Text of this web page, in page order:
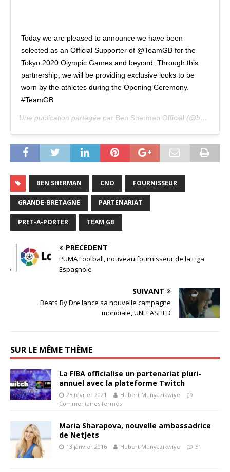
Today we are pleased to announce we have been
selected as an Official Supporter of @TeamGB for the
Tokyo 2020 Olympic Games and beyond. Through this
partnership, we will be providing exclusive looks to be
worn by the athletes during the Opening Ceremony.
#TeamGB
Une publication partagée par Ben Sherman Official (@benshermanofficial) le
BEN SHERMAN CNO FOURNISSEUR
GRANDE-BRETAGNE PARTENARIAT
PRET-A-PORTER TEAM GB
PRÉCÉDENT
PUMA Football, nouveau fournisseur de la Liga
Espagnole
SUIVANT
Beats By Dre lance sa nouvelle campagne
mondiale, UNLEASHED
SUR LE MÊME THÈME
La FIBA officialise un partenariat pluri-
annuel avec la plateforme Twitch
25 février 2021
Hubert Munyazikwiye
Commentaires fermés
Maria Sharapova, nouvelle ambassadrice
de NetJets
13 janvier 2016 Hubert Munyazikwiye 51